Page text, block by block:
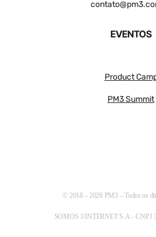
EVENTOS
Product
PM3 Summit
© 2018 – 2026 PM3 – Todos os
SOMOS 3 INTERNET S.A – CNPJ